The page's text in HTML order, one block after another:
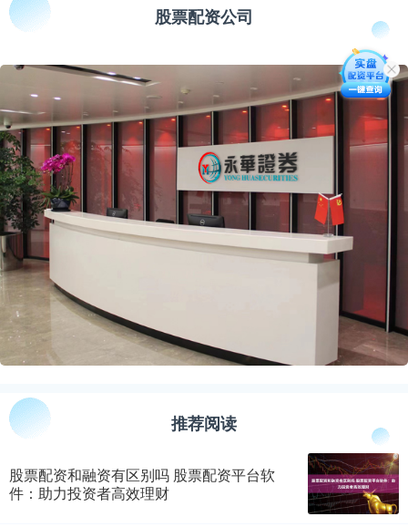
股票配资公司
推荐阅读
股票配资和融资有区别吗 股票配资平台软
件：助力投资者高效理财